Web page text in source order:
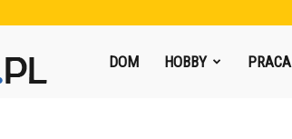
DOM HOBBY PRACA